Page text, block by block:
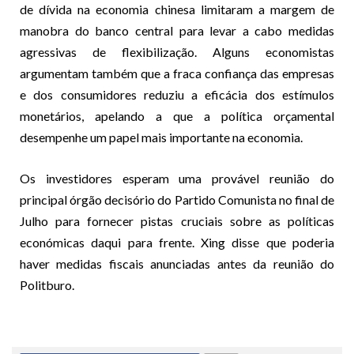
de dívida na economia chinesa limitaram a margem de
manobra do banco central para levar a cabo medidas
agressivas de flexibilização. Alguns economistas
argumentam também que a fraca confiança das empresas
e dos consumidores reduziu a eficácia dos estímulos
monetários, apelando a que a política orçamental
desempenhe um papel mais importante na economia.
Os investidores esperam uma provável reunião do
principal órgão decisório do Partido Comunista no final de
Julho para fornecer pistas cruciais sobre as políticas
económicas daqui para frente. Xing disse que poderia
haver medidas fiscais anunciadas antes da reunião do
Politburo.